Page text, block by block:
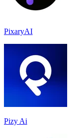
PixaryAI
Pizy Ai